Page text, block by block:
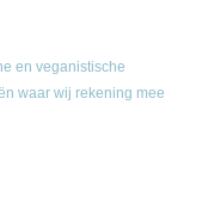
en veganistische
waar wij rekening mee